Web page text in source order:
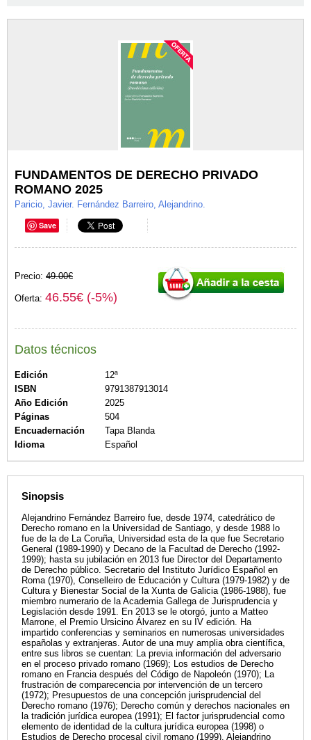
FUNDAMENTOS DE DERECHO PRIVADO
ROMANO 2025
Paricio, Javier. Fernández Barreiro, Alejandrino.
Save
Precio: 49.00€
Oferta: 46.55€ (-5%)
Datos técnicos
Edición
12ª
ISBN
9791387913014
Año Edición
2025
Páginas
504
Encuadernación
Tapa Blanda
Idioma
Español
Sinopsis
Alejandrino Fernández Barreiro fue, desde 1974, catedrático de
Derecho romano en la Universidad de Santiago, y desde 1988 lo
fue de la de La Coruña, Universidad esta de la que fue Secretario
General (1989-1990) y Decano de la Facultad de Derecho (1992-
1999); hasta su jubilación en 2013 fue Director del Departamento
de Derecho público. Secretario del Instituto Jurídico Español en
Roma (1970), Conselleiro de Educación y Cultura (1979-1982) y de
Cultura y Bienestar Social de la Xunta de Galicia (1986-1988), fue
miembro numerario de la Academia Gallega de Jurisprudencia y
Legislación desde 1991. En 2013 se le otorgó, junto a Matteo
Marrone, el Premio Ursicino Álvarez en su IV edición. Ha
impartido conferencias y seminarios en numerosas universidades
españolas y extranjeras. Autor de una muy amplia obra científica,
entre sus libros se cuentan: La previa información del adversario
en el proceso privado romano (1969); Los estudios de Derecho
romano en Francia después del Código de Napoleón (1970); La
frustración de comparecencia por intervención de un tercero
(1972); Presupuestos de una concepción jurisprudencial del
Derecho romano (1976); Derecho común y derechos nacionales en
la tradición jurídica europea (1991); El factor jurisprudencial como
elemento de identidad de la cultura jurídica europea (1998) o
Estudios de Derecho procesal civil romano (1999). Alejandrino